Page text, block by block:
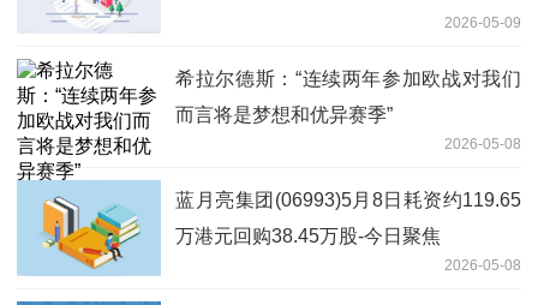
2026-05-09
希拉尔德斯：“连续两年参加欧战对我们
而言将是梦想和优异赛季”
2026-05-08
蓝月亮集团(06993)5月8日耗资约119.65
万港元回购38.45万股-今日聚焦
2026-05-08